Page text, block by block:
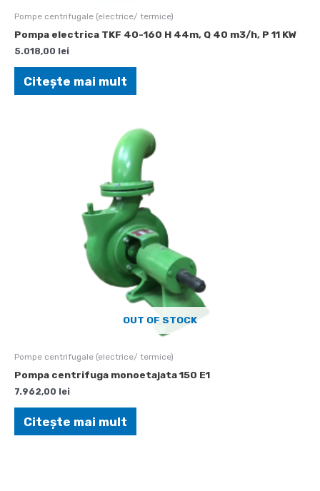
Pompe centrifugale (electrice/ termice)
Pompa electrica TKF 40-160 H 44m, Q 40 m3/h, P 11 KW
5.018,00 lei
Citește mai mult
OUT OF STOCK
Pompe centrifugale (electrice/ termice)
Pompa centrifuga monoetajata 150 E1
7.962,00 lei
Citește mai mult